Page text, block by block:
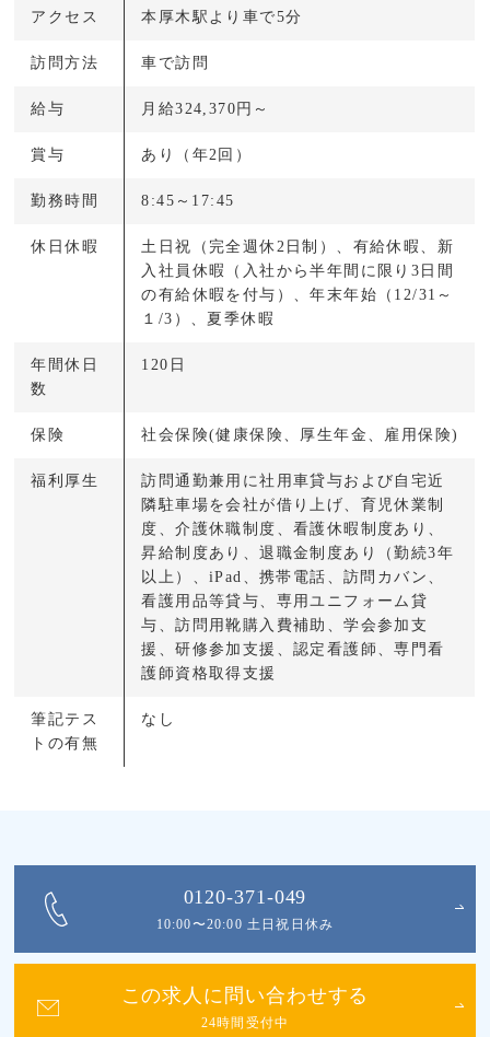
アクセス 本厚木駅より車で5分
訪問方法 車で訪問
給与 月給324,370円～
賞与 あり（年2回）
勤務時間 8:45～17:45
休日休暇
土日祝（完全週休2日制）、有給休暇、新
入社員休暇（入社から半年間に限り3日間
の有給休暇を付与）、年末年始（12/31～
１/3）、夏季休暇
年間休日
数
120日
保険 社会保険(健康保険、厚生年金、雇用保険)
福利厚生
訪問通勤兼用に社用車貸与および自宅近
隣駐車場を会社が借り上げ、育児休業制
度、介護休職制度、看護休暇制度あり、
昇給制度あり、退職金制度あり（勤続3年
以上）、iPad、携帯電話、訪問カバン、
看護用品等貸与、専用ユニフォーム貸
与、訪問用靴購入費補助、学会参加支
援、研修参加支援、認定看護師、専門看
護師資格取得支援
筆記テス
トの有無
なし
0120-371-049
10:00〜20:00 土日祝日休み
この求人に問い合わせする
24時間受付中